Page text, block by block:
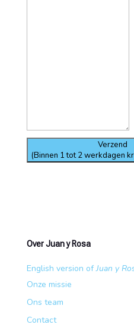
Verzend
(Binnen 1 tot 2 werkdagen
Over Juan y Rosa
English version ofJuan y
Onze missie
Ons team
Contact